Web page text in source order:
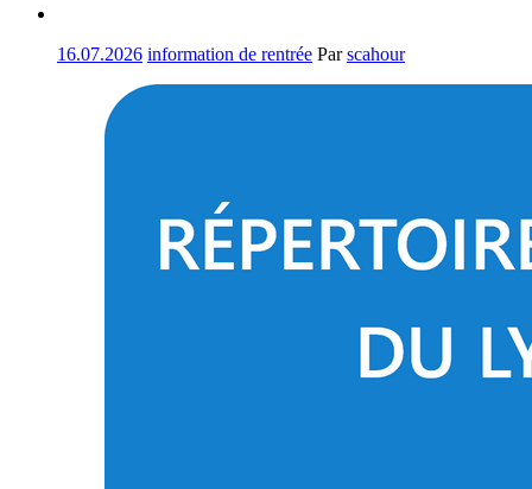
16.07.2026 information de rentrée Parscahour